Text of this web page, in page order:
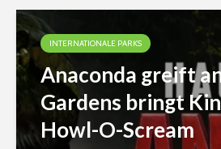
INTERNATIONALE PARKS
Anaconda greift
Gardens bringt
Howl-O-Scream